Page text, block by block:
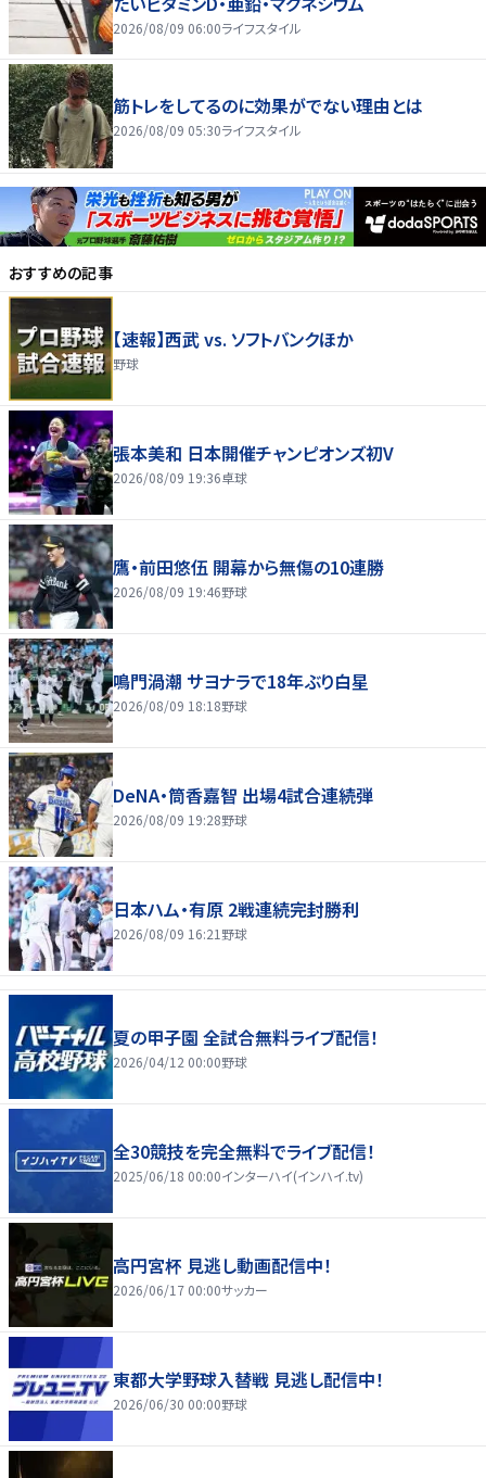
2026/08/09 06:00ライフスタイル
筋トレをしてるのに効果がでない理由とは
2026/08/09 05:30ライフスタイル
おすすめの記事
【速報】西武 vs. ソフトバンクほか
野球
張本美和 日本開催チャンピオンズ初V
2026/08/09 19:36卓球
鷹・前田悠伍 開幕から無傷の10連勝
2026/08/09 19:46野球
鳴門渦潮 サヨナラで18年ぶり白星
2026/08/09 18:18野球
DeNA・筒香嘉智 出場4試合連続弾
2026/08/09 19:28野球
日本ハム・有原 2戦連続完封勝利
2026/08/09 16:21 野球
夏の甲子園 全試合無料ライブ配信！
2026/04/12 00:00野球
全30競技を完全無料でライブ配信！
2025/06/18 00:00インターハイ(インハイ.tv)
高円宮杯 見逃し動画配信中！
2026/06/17 00:00サッカー
東都大学野球入替戦 見逃し配信中！
2026/06/30 00:00野球